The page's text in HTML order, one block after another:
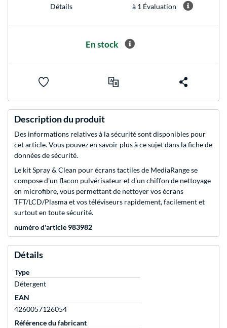
Détails à 1 Évaluation
En stock
Description du produit
Des informations relatives à la sécurité sont disponibles pour
cet article. Vous pouvez en savoir plus à ce sujet dans la fiche de
données de sécurité.
Le kit Spray & Clean pour écrans tactiles de MediaRange se
compose d'un flacon pulvérisateur et d'un chiffon de nettoyage
en microfibre, vous permettant de nettoyer vos écrans
TFT/LCD/Plasma et vos téléviseurs rapidement, facilement et
surtout en toute sécurité.
numéro d'article 983982
Détails
Type
Détergent
EAN
4260057126054
Référence du fabricant